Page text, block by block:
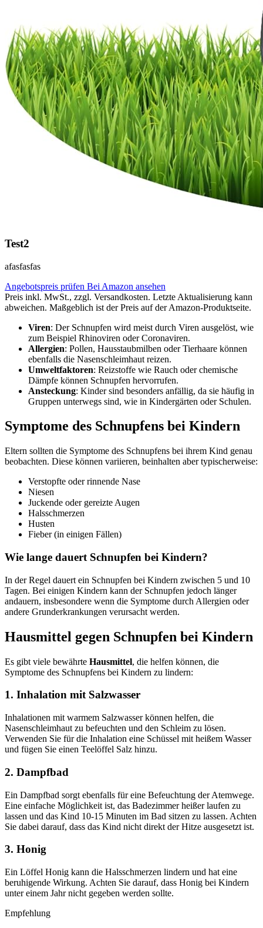
Test2
afasfasfas
Angebotspreis prüfen Bei Amazon ansehen
Preis inkl. MwSt., zzgl. Versandkosten. Letzte Aktualisierung kann
abweichen. Maßgeblich ist der Preis auf der Amazon-Produktseite.
Viren: Der Schnupfen wird meist durch Viren ausgelöst, wie
zum Beispiel Rhinoviren oder Coronaviren.
Allergien: Pollen, Hausstaubmilben oder Tierhaare können
ebenfalls die Nasenschleimhaut reizen.
Umweltfaktoren: Reizstoffe wie Rauch oder chemische
Dämpfe können Schnupfen hervorrufen.
Ansteckung: Kinder sind besonders anfällig, da sie häufig in
Gruppen unterwegs sind, wie in Kindergärten oder Schulen.
Symptome des Schnupfens bei Kindern
Eltern sollten die Symptome des Schnupfens bei ihrem Kind genau
beobachten. Diese können variieren, beinhalten aber typischerweise:
Verstopfte oder rinnende Nase
Niesen
Juckende oder gereizte Augen
Halsschmerzen
Husten
Fieber (in einigen Fällen)
Wie lange dauert Schnupfen bei Kindern?
In der Regel dauert ein Schnupfen bei Kindern zwischen 5 und 10
Tagen. Bei einigen Kindern kann der Schnupfen jedoch länger
andauern, insbesondere wenn die Symptome durch Allergien oder
andere Grunderkrankungen verursacht werden.
Hausmittel gegen Schnupfen bei Kindern
Es gibt viele bewährte Hausmittel, die helfen können, die
Symptome des Schnupfens bei Kindern zu lindern:
1. Inhalation mit Salzwasser
Inhalationen mit warmem Salzwasser können helfen, die
Nasenschleimhaut zu befeuchten und den Schleim zu lösen.
Verwenden Sie für die Inhalation eine Schüssel mit heißem Wasser
und fügen Sie einen Teelöffel Salz hinzu.
2. Dampfbad
Ein Dampfbad sorgt ebenfalls für eine Befeuchtung der Atemwege.
Eine einfache Möglichkeit ist, das Badezimmer heißer laufen zu
lassen und das Kind 10-15 Minuten im Bad sitzen zu lassen. Achten
Sie dabei darauf, dass das Kind nicht direkt der Hitze ausgesetzt ist.
3. Honig
Ein Löffel Honig kann die Halsschmerzen lindern und hat eine
beruhigende Wirkung. Achten Sie darauf, dass Honig bei Kindern
unter einem Jahr nicht gegeben werden sollte.
Empfehlung